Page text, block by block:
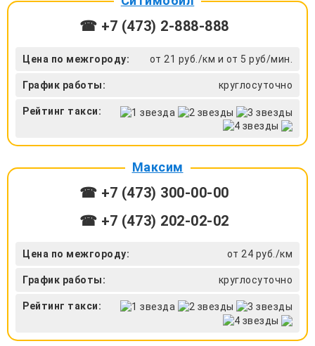
☎ +7 (473) 2-888-888
Цена по межгороду: от 21 руб./км и от 5 руб/мин.
График работы: круглосуточно
Рейтинг такси:
Максим
☎ +7 (473) 300-00-00
☎ +7 (473) 202-02-02
Цена по межгороду: от 24 руб./км
График работы: круглосуточно
Рейтинг такси: